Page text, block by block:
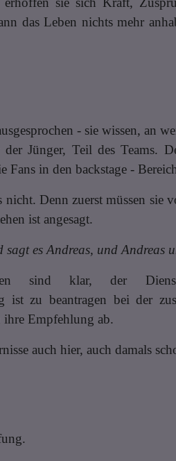
das Leben nichts mehr
- sie wissen, an
Jünger, Teil des Teams.
Fans in den backstage -
nicht. Denn zuerst müssen
ist angesagt.
es Andreas, und Andreas
sind klar, der
ist zu beantragen bei der
Empfehlung ab.
auch hier, auch damals